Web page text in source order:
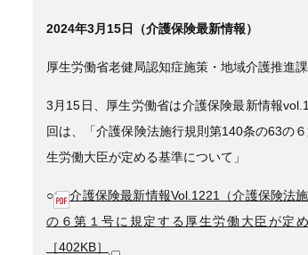
c
e
b
o
o
k
tt
er
e
2024年3月15日（介護保険最新情報）
厚生労働省老健局認知症施策・地域介護推進課
3月15日、厚生労働省は介護保険最新情報
回は、「介護保険法施行規則第140条の63の
生労働大臣が定める基準について」
○
介護保険最新情報Vol.1221（介護保険法
の６第１号に規定する厚生労働大臣が定
［402KB］